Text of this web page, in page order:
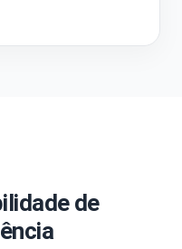
de